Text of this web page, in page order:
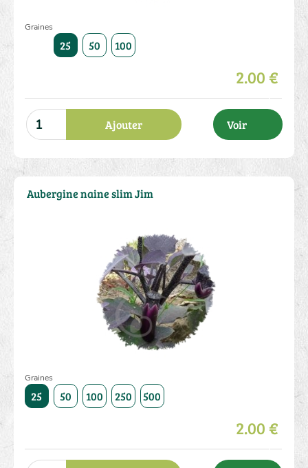
Graines
25 50 100
2.00 €
Ajouter Voir
Graines
25 50 100 250 500 250
2.00 €
Aubergine naine slim Jim